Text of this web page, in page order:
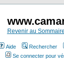
Revenir au
Aide Rechercher
Se connecter pour